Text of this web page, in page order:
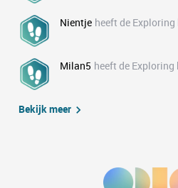
Nientje heeft de
Milan5 heeft de Exploring
Bekijk meer